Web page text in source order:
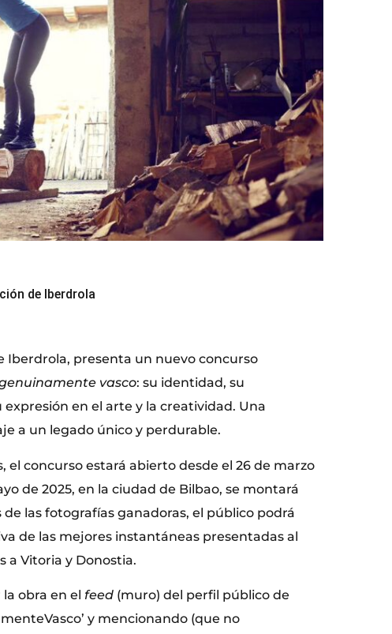
de Iberdrola
Iberdrola, presenta un nuevo concurso
vasco: su identidad, su
en el arte y la creatividad. Una
a un legado único y perdurable.
el concurso estará abierto desde el 26 de marzo
de 2025, en la ciudad de Bilbao, se montará
las fotografías ganadoras, el público podrá
de las mejores instantáneas presentadas al
a Vitoria y Donostia.
obra en el feed (muro) del perfil público de
y mencionando (que no